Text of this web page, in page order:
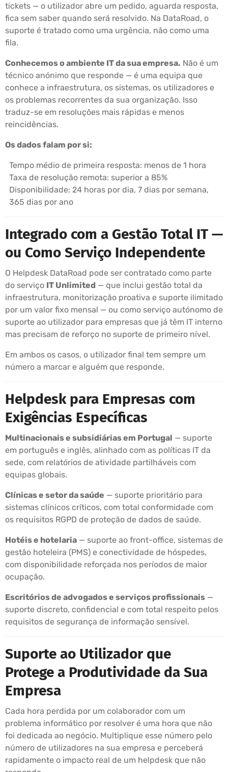
tickets — o utilizador abre um pedido, aguarda resposta,
fica sem saber quando será resolvido. Na DataRoad, o
suporte é tratado como uma urgência, não como uma
fila.
Conhecemos o ambiente IT da sua empresa. Não é um
técnico anónimo que responde — é uma equipa que
conhece a infraestrutura, os sistemas, os utilizadores e
os problemas recorrentes da sua organização. Isso
traduz-se em resoluções mais rápidas e menos
reincidências.
Os dados falam por si:
Tempo médio de primeira resposta: menos de 1 hora
Taxa de resolução remota: superior a 85%
Disponibilidade: 24 horas por dia, 7 dias por semana,
365 dias por ano
Integrado com a Gestão Total IT —
ou Como Serviço Independente
O Helpdesk DataRoad pode ser contratado como parte
do serviço IT Unlimited — que inclui gestão total da
infraestrutura, monitorização proativa e suporte ilimitado
por um valor fixo mensal — ou como serviço autónomo de
suporte ao utilizador para empresas que já têm IT interno
mas precisam de reforço no suporte de primeiro nível.
Em ambos os casos, o utilizador final tem sempre um
número a marcar e alguém que responde.
Helpdesk para Empresas com
Exigências Específicas
Multinacionais e subsidiárias em Portugal — suporte
em português e inglês, alinhado com as políticas IT da
sede, com relatórios de atividade partilháveis com
equipas globais.
Clínicas e setor da saúde — suporte prioritário para
sistemas clínicos críticos, com total conformidade com
os requisitos RGPD de proteção de dados de saúde.
Hotéis e hotelaria — suporte ao front-office, sistemas de
gestão hoteleira (PMS) e conectividade de hóspedes,
com disponibilidade reforçada nos períodos de maior
ocupação.
Escritórios de advogados e serviços profissionais —
suporte discreto, confidencial e com total respeito pelos
requisitos de segurança de informação sensível.
Suporte ao Utilizador que
Protege a Produtividade da Sua
Empresa
Cada hora perdida por um colaborador com um
problema informático por resolver é uma hora que não
foi dedicada ao negócio. Multiplique esse número pelo
número de utilizadores na sua empresa e perceberá
rapidamente o impacto real de um helpdesk que não